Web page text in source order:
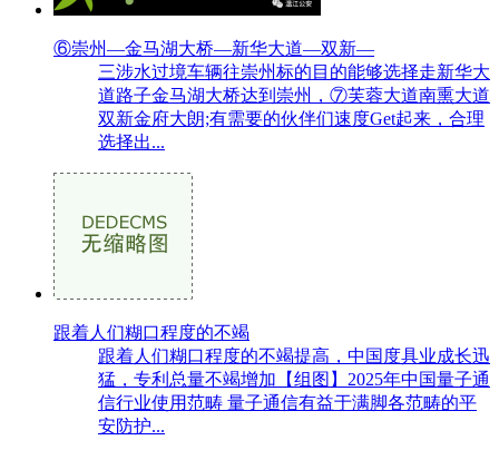
⑥崇州—金马湖大桥—新华大道—双新—
三涉水过境车辆往崇州标的目的能够选择走新华大
道路子金马湖大桥达到崇州，⑦芙蓉大道南熏大道
双新金府大朗;有需要的伙伴们速度Get起来，合理
选择出...
跟着人们糊口程度的不竭
跟着人们糊口程度的不竭提高，中国度具业成长迅
猛，专利总量不竭增加【组图】2025年中国量子通
信行业使用范畴 量子通信有益于满脚各范畴的平
安防护...